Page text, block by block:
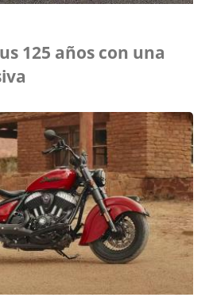
125 años con una